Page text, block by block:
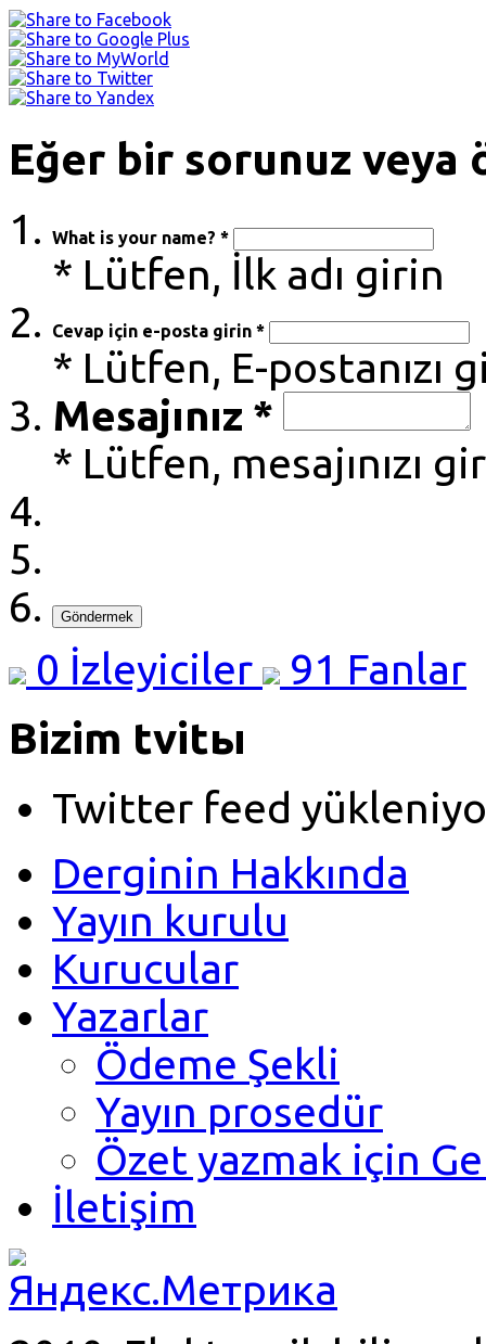
Eğer bir sorunuz veya
What is your name? *
* Lütfen, İlk adı girin
Cevap için e-posta girin *
* Lütfen, E-postanızı
Mesajınız *
* Lütfen, mesajınızı
Göndermek
0 İzleyiciler 91 Fanlar
Bizim tvitы
Twitter feed
Derginin Hakkında
Yayın kurulu
Kurucular
Yazarlar
Ödeme Şekli
Yayın prosedür
Özet yazmak için
İletişim